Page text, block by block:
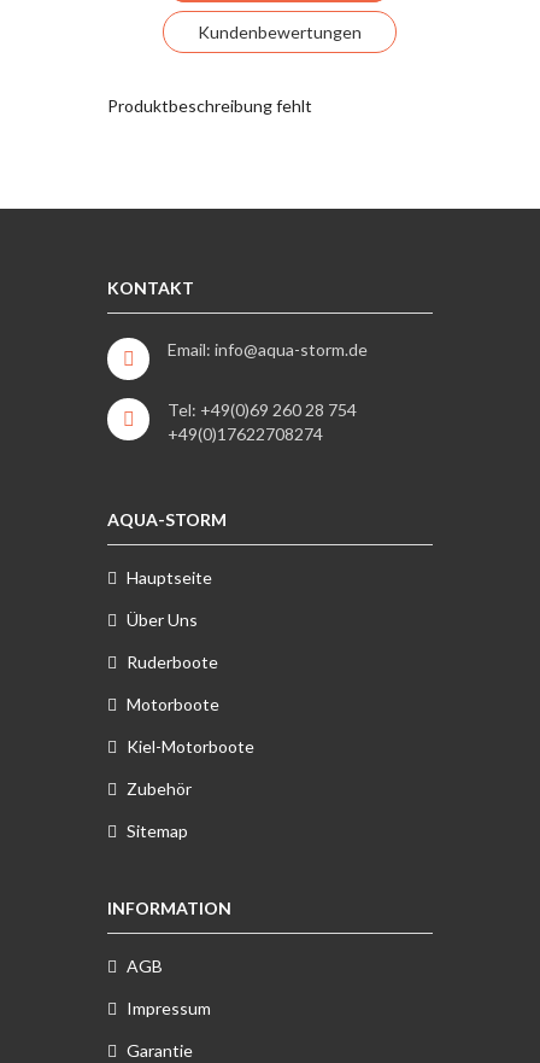
Kundenbewertungen
Produktbeschreibung fehlt
KONTAKT
Email: info@aqua-storm.de
Tel: +49(0)69 260 28 754
+49(0)17622708274
AQUA-STORM
Hauptseite
Über Uns
Ruderboote
Motorboote
Kiel-Motorboote
Zubehör
Sitemap
INFORMATION
AGB
Impressum
Garantie